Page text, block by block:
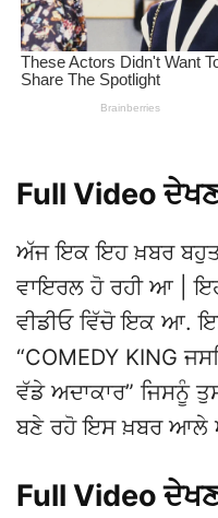
Full Video
ਅੱਜ ਇਕ ਇਹ ਖ਼ਬਰ ਬਹੁਤ
ਵਾਇਰਲ ਹੋ ਰਹੀ ਆ |
ਵੀਡੀਓ ਵਿੱਚੋ ਇਕ ਆ.
“COMEDY KING
ਵੱਡੇ ਅਦਾਕਾਰ” ਜਿਸਨੂੰ
ਬਣੇ ਰਹੋ ਇਸ ਖ਼ਬਰ ਆਲੇ
Full Video